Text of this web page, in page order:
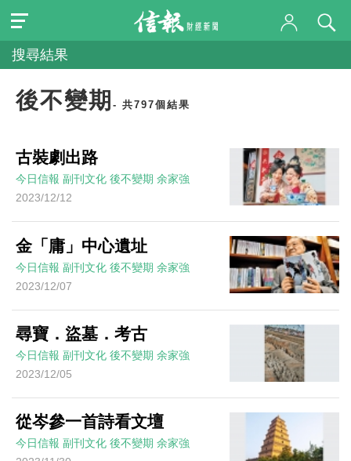
搜尋結果
後不變期 - 共797個結果
古裝劇出路
今日信報 副刊文化 後不變期 余家強
2023/12/12
金「庸」中心遺址
今日信報 副刊文化 後不變期 余家強
2023/12/07
尋寶．盜墓．考古
今日信報 副刊文化 後不變期 余家強
2023/12/05
從岑參一首詩看文壇
今日信報 副刊文化 後不變期 余家強